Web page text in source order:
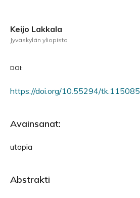
Keijo Lakkala
Jyväskylän yliopisto
DOI:
https://doi.org/10.55294/tk.115085
Avainsanat:
utopia
Abstrakti